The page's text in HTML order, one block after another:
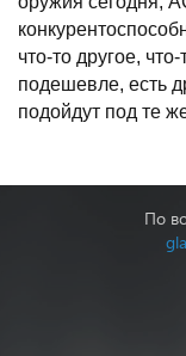
что-то другое,
подешевле, есть
подойдут под те
По